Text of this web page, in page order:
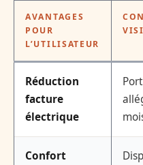
AVANTAGES
POUR
L’UTILISATEUR
Réduction
facture
électrique
Confort